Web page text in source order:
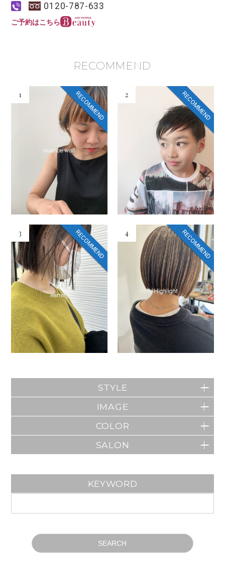
0120-787-633
ご予約はこちら
RECOMMEND
RECOMMEND
1 RECOMMEND
2
RECOMMEND
3 RECOMMEND
4
STYLE
IMAGE
COLOR
SALON
KEYWORD